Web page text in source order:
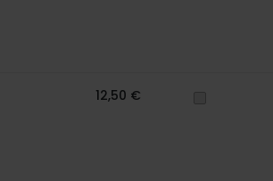
12,50 €